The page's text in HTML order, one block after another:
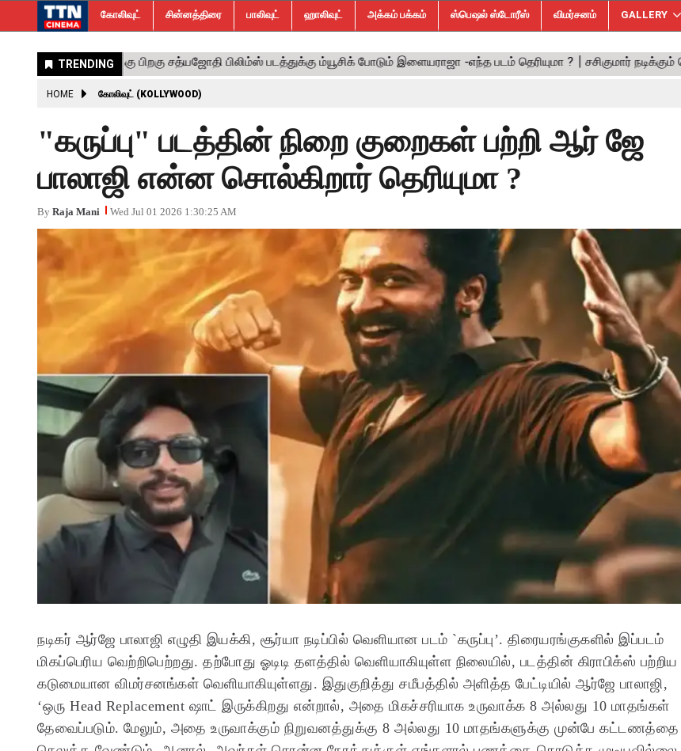
கோலிவுட் சின்னத்திரை பாலிவுட் ஹாலிவுட் அக்கம் பக்கம் ஸ்பெஷல் ஸ்டோரீஸ் விமர்சனம் GALLERY
HOME கோலிவுட் (KOLLYWOOD)
"கருப்பு" படத்தின் நிறை குறைகள் பற்றி ஆர் ஜே
பாலாஜி என்ன சொல்கிறார் தெரியுமா ?
By Raja Mani Wed Jul 01 2026 1:30:25 AM
நடிகர் ஆர்ஜே பாலாஜி எழுதி இயக்கி, சூர்யா நடிப்பில் வெளியான படம் `கருப்பு’. திரையரங்குகளில் இப்படம்
மிகப்பெரிய வெற்றிபெற்றது. தற்போது ஓடிடி தளத்தில் வெளியாகியுள்ள நிலையில், படத்தின் கிராபிக்ஸ் பற்றிய
கடுமையான விமர்சனங்கள் வெளியாகியுள்ளது. இதுகுறித்து சமீபத்தில் அளித்த பேட்டியில் ஆர்ஜே பாலாஜி,
‘ஒரு Head Replacement ஷாட் இருக்கிறது என்றால், அதை மிகச்சரியாக உருவாக்க 8 அல்லது 10 மாதங்கள்
தேவைப்படும். மேலும், அதை உருவாக்கும் நிறுவனத்துக்கு 8 அல்லது 10 மாதங்களுக்கு முன்பே கட்டணத்தை